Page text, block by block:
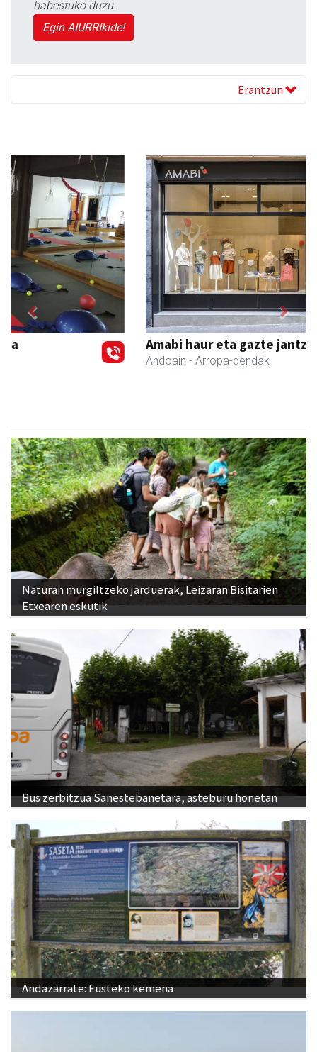
babestuko duzu.
Egin AIURRIkide!
Erantzun
Amabi haur eta gazte jantziak
- Arropa-dendak
Previous Next
Naturan murgiltzeko jarduerak, Leizaran Bisitarien
Etxearen eskutik
Bus zerbitzua Sanestebanetara, asteburu honetan
Andazarrate: Eusteko kemena